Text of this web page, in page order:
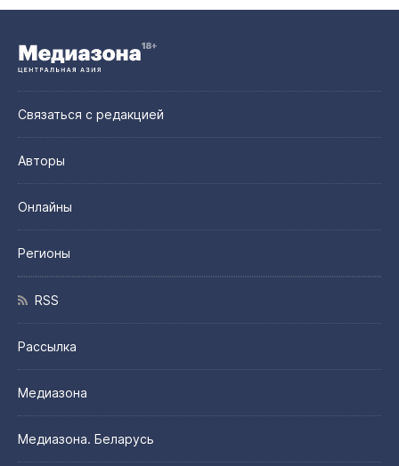
Связаться с редакцией
Авторы
Онлайны
Регионы
RSS
Рассылка
Медиазона
Медиазона. Беларусь